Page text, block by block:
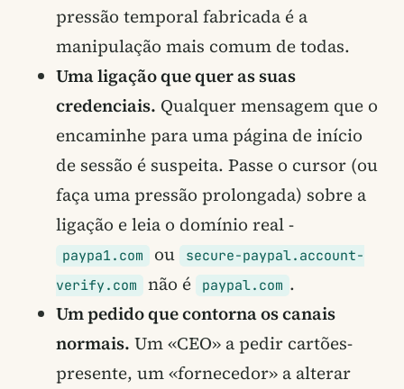
pressão temporal fabricada é a
manipulação mais comum de todas.
Uma ligação que quer as suas
credenciais. Qualquer mensagem que o
encaminhe para uma página de início
de sessão é suspeita. Passe o cursor (ou
faça uma pressão prolongada) sobre a
ligação e leia o domínio real -
paypa1.com ou
secure-paypal.account-
verify.com
não é paypal.com .
Um pedido que contorna os canais
normais. Um «CEO» a pedir cartões-
presente, um «fornecedor» a alterar